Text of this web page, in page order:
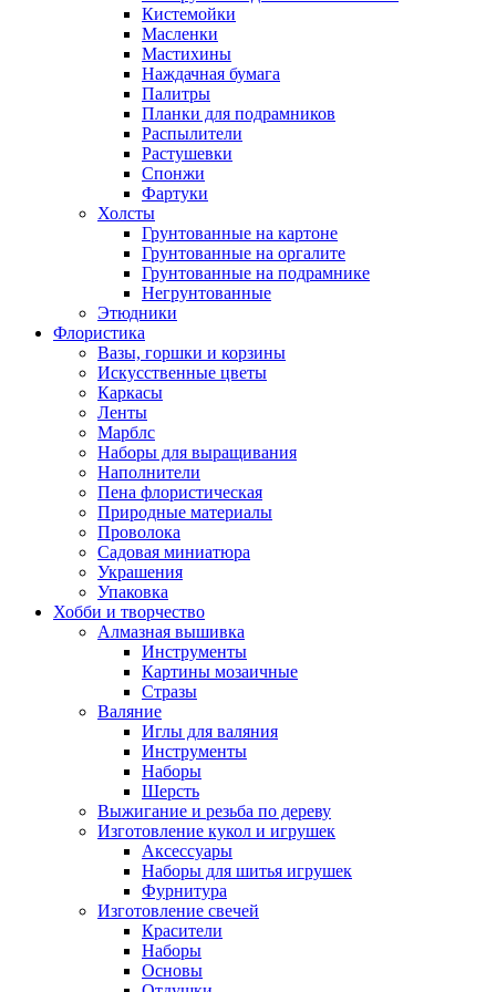
Кистемойки
Масленки
Мастихины
Наждачная бумага
Палитры
Планки для подрамников
Распылители
Растушевки
Спонжи
Фартуки
Холсты
Грунтованные на картоне
Грунтованные на оргалите
Грунтованные на подрамнике
Негрунтованные
Этюдники
Флористика
Вазы, горшки и корзины
Искусственные цветы
Каркасы
Ленты
Марблс
Наборы для выращивания
Наполнители
Пена флористическая
Природные материалы
Проволока
Садовая миниатюра
Украшения
Упаковка
Хобби и творчество
Алмазная вышивка
Инструменты
Картины мозаичные
Стразы
Валяние
Иглы для валяния
Инструменты
Наборы
Шерсть
Выжигание и резьба по дереву
Изготовление кукол и игрушек
Аксессуары
Наборы для шитья игрушек
Фурнитура
Изготовление свечей
Красители
Наборы
Основы